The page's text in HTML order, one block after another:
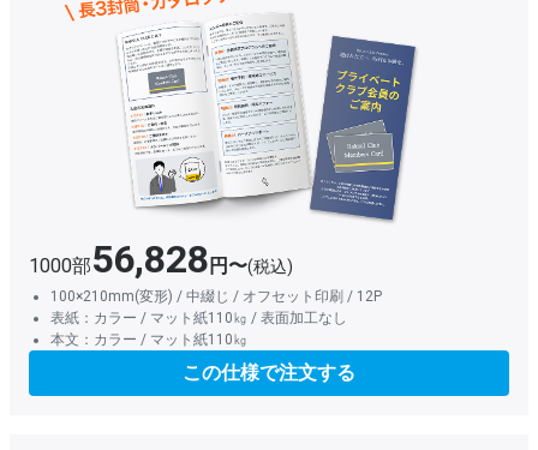
1000部56,828 円〜(税込)
100×210mm(変形) / 中綴じ / オフセット印刷 / 12P
表紙：カラー / マット紙110㎏ / 表面加工なし
本文：カラー / マット紙110㎏
この仕様で注文する